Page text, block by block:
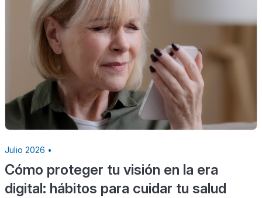
Julio 2026 •
Cómo proteger tu visión en la era
digital: hábitos para cuidar tu salud